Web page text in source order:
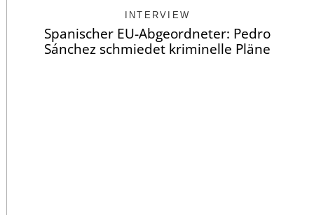
INTERVIEW
Spanischer EU-Abgeordneter: Pedro
Sánchez schmiedet kriminelle Pläne